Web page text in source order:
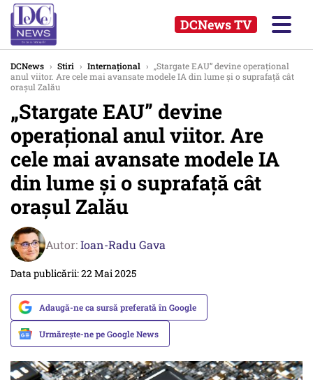
DCNews TV
DCNews › Stiri › Internațional › „Stargate EAU” devine operațional
anul viitor. Are cele mai avansate modele IA din lume și o suprafață cât
orașul Zalău
„Stargate EAU” devine
operațional anul viitor. Are
cele mai avansate modele IA
din lume și o suprafață cât
orașul Zalău
Autor:Ioan-Radu Gava
Data publicării: 22 Mai 2025
Adaugă-ne ca sursă preferată în Google
Urmărește-ne pe Google News